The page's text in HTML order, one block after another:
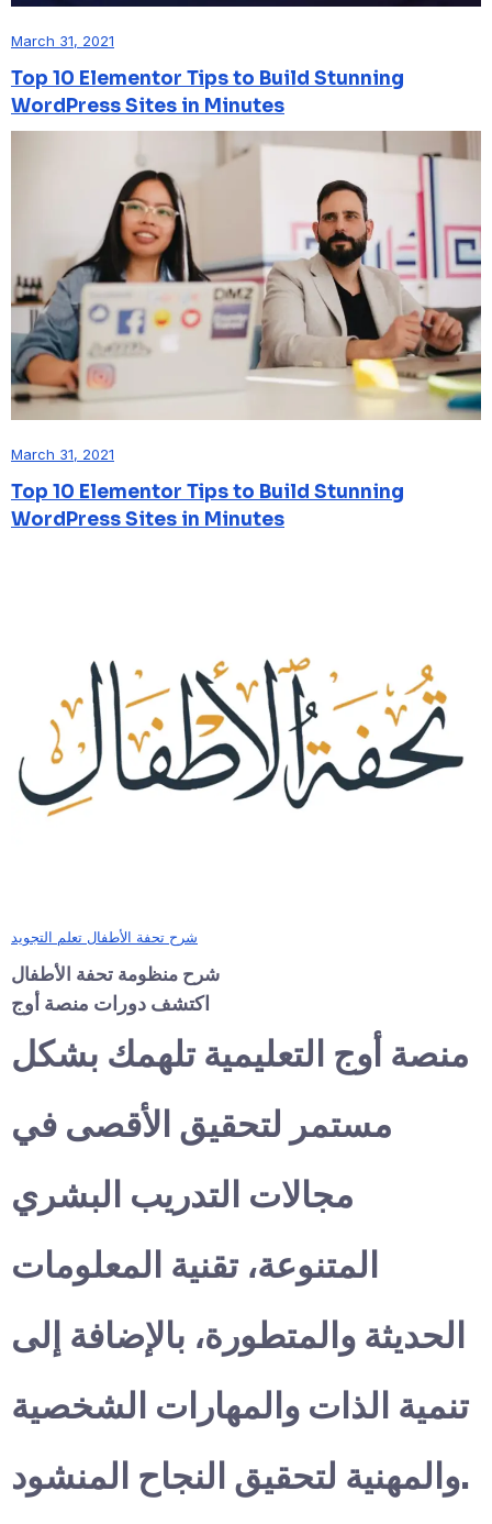
March 31, 2021
Top 10 Elementor Tips to Build Stunning
WordPress Sites in Minutes
March 31, 2021
Top 10 Elementor Tips to Build Stunning
WordPress Sites in Minutes
شرح تحفة الأطفال تعلم التجويد
شرح منظومة تحفة الأطفال
اكتشف دورات منصة أوج
منصة أوج التعليمية تلهمك بشكل
مستمر لتحقيق الأقصى في
مجالات التدريب البشري
المتنوعة، تقنية المعلومات
الحديثة والمتطورة، بالإضافة إلى
تنمية الذات والمهارات الشخصية
والمهنية لتحقيق النجاح المنشود.